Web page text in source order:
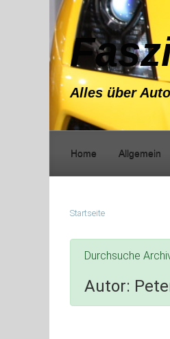
Zum Hauptinhalt springen
Alles über
Home Allgemein
Startseite
Durchsuche
Autor: